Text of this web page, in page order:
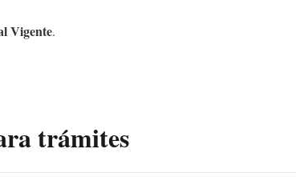
Vigente.
trámites